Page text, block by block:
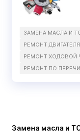
ЗАМЕНА МАСЛА И
РЕМОНТ ДВИГАТЕЛЯ
РЕМОНТ ХОДOВОЙ
РЕМОНТ ПО
Замена масла и